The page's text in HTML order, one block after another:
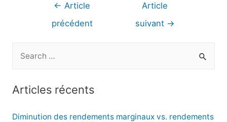
Navigation
l’article
← Article
précédent
Article
suivant →
e
Articles récents
Diminution des rendements marginaux vs. rendements